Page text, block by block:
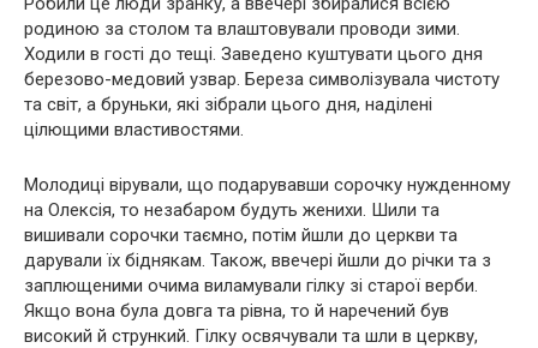
родиною за столом та влаштовували проводи зими.
Ходили в гості до тещі. Заведено куштувати цього дня
березово-медовий узвар. Береза символізувала чистоту
та світ, а бруньки, які зібрали цього дня, наділені
цілющими властивостями.
Молодиці вірували, що подарувавши сорочку нужденному
на Олексія, то незабаром будуть женихи. Шили та
вишивали сорочки таємно, потім йшли до церкви та
дарували їх біднякам. Також, ввечері йшли до річки та з
заплющеними очима виламували гілку зі старої верби.
Якщо вона була довга та рівна, то й наречений був
високий й стрункий. Гілку освячували та шли в церкву,